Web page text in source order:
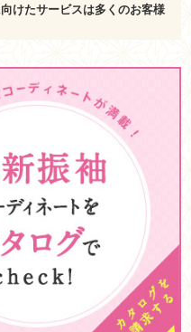
けたサービスは多くのお客様